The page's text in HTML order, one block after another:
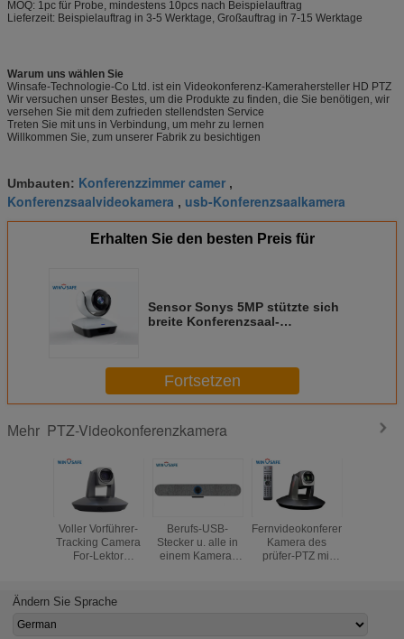
MOQ: 1pc für Probe, mindestens 10pcs nach Beispielauftrag
Lieferzeit: Beispielauftrag in 3-5 Werktage, Großauftrag in 7-15 Werktage
Warum uns wählen Sie
Winsafe-Technologie-Co Ltd. ist ein Videokonferenz-Kamerahersteller HD PTZ
Wir versuchen unser Bestes, um die Produkte zu finden, die Sie benötigen, wir
versehen Sie mit dem zufrieden stellendsten Service
Treten Sie mit uns in Verbindung, um mehr zu lernen
Willkommen Sie, zum unserer Fabrik zu besichtigen
Umbauten: Konferenzzimmer camer ,
Konferenzsaalvideokamera , usb-Konferenzsaalkamera
Erhalten Sie den besten Preis für
Sensor Sonys 5MP stützte sich
breite Konferenzsaal-
Fortsetzen
Mehr PTZ-Videokonferenzkamera
Voller Vorführer-
Tracking Camera
For-Lektor
mit optischem
lautem Summen
Berufs-USB-
Stecker u. alle in
einem Kamera-
Fernvideokonferenz-
Kamera des
prüfer-PTZ mit
Ändern Sie Sprache